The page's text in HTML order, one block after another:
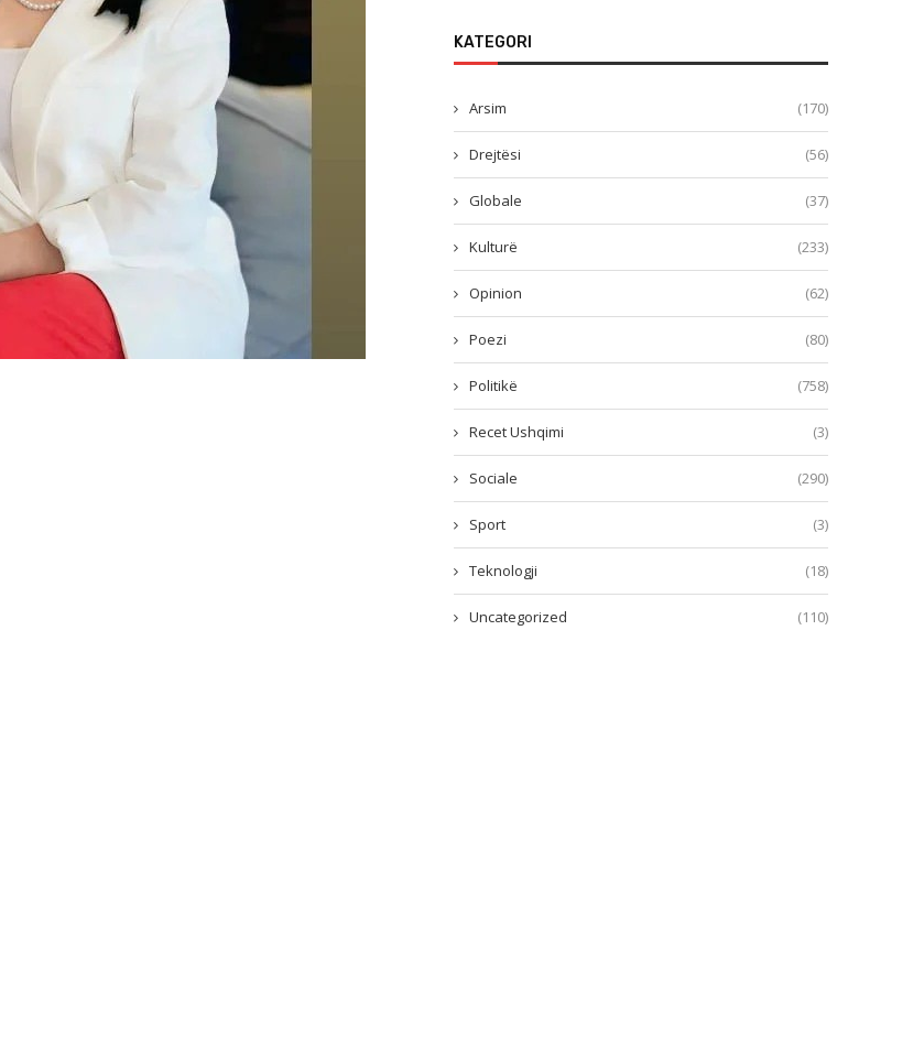
KATEGORI
Arsim (170)
Drejtësi (56)
Globale (37)
Kulturë (233)
Opinion (62)
Poezi (80)
Politikë (758)
Recet Ushqimi (3)
Sociale (290)
Sport (3)
Teknologji (18)
Uncategorized (110)